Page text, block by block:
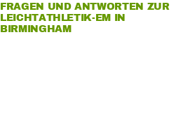
FRAGEN UND ANTWORTEN ZUR
LEICHTATHLETIK-EM IN
BIRMINGHAM